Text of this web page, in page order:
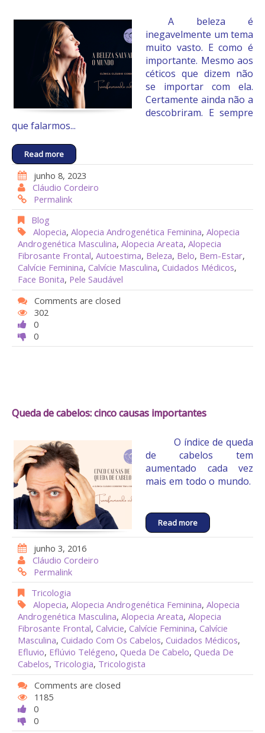
A beleza é
inegavelmente um tema
muito vasto. E como é
importante. Mesmo aos
céticos que dizem não
se importar com ela.
Certamente ainda não a
descobriram. E sempre
que falarmos...
Read more
junho 8, 2023
Cláudio Cordeiro
Permalink
Blog
Alopecia, Alopecia Androgenética Feminina, Alopecia
Androgenética Masculina, Alopecia Areata, Alopecia
Fibrosante Frontal, Autoestima, Beleza, Belo, Bem-Estar,
Calvície Feminina, Calvície Masculina, Cuidados Médicos,
Face Bonita, Pele Saudável
Comments are closed
302
0
0
Queda de cabelos: cinco causas importantes
O índice de queda
de cabelos tem
aumentado cada vez
mais em todo o mundo.
Read more
junho 3, 2016
Cláudio Cordeiro
Permalink
Tricologia
Alopecia, Alopecia Androgenética Feminina, Alopecia
Androgenética Masculina, Alopecia Areata, Alopecia
Fibrosante Frontal, Calvicie, Calvície Feminina, Calvície
Masculina, Cuidado Com Os Cabelos, Cuidados Médicos,
Efluvio, Eflúvio Telégeno, Queda De Cabelo, Queda De
Cabelos, Tricologia, Tricologista
Comments are closed
1185
0
0